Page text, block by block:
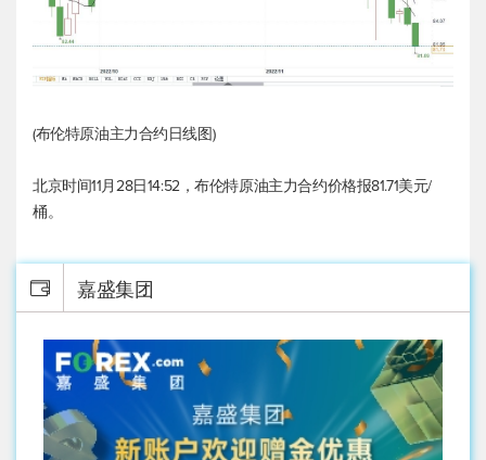
(布伦特原油主力合约日线图)
北京时间11月28日14:52，布伦特原油主力合约价格报81.71美元/
桶。
嘉盛集团